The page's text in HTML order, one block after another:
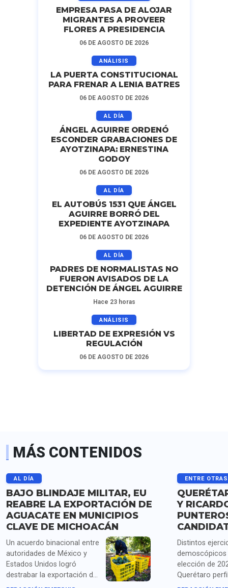
EMPRESA PASA DE ALOJAR
MIGRANTES A PROVEER
FLORES A PRESIDENCIA
06 DE AGOSTO DE 2026
ANÁLISIS
LA PUERTA CONSTITUCIONAL
PARA FRENAR A LENIA BATRES
06 DE AGOSTO DE 2026
AL DÍA
ÁNGEL AGUIRRE ORDENÓ
ESCONDER GRABACIONES DE
AYOTZINAPA: ERNESTINA
GODOY
06 DE AGOSTO DE 2026
AL DÍA
EL AUTOBÚS 1531 QUE ÁNGEL
AGUIRRE BORRÓ DEL
EXPEDIENTE AYOTZINAPA
06 DE AGOSTO DE 2026
AL DÍA
PADRES DE NORMALISTAS NO
FUERON AVISADOS DE LA
DETENCIÓN DE ÁNGEL AGUIRRE
Hace 23 horas
ANÁLISIS
LIBERTAD DE EXPRESIÓN VS
REGULACIÓN
06 DE AGOSTO DE 2026
MÁS CONTENIDOS
AL DÍA
BAJO BLINDAJE MILITAR, EU
REABRE LA EXPORTACIÓN DE
AGUACATE EN MUNICIPIOS
CLAVE DE MICHOACÁN
Un acuerdo binacional entre
autoridades de México y
Estados Unidos logró
destrabar la exportación de
más de mil toneladas de
ENTRE
Y
Distintos
elección de
Querétaro
Santiago